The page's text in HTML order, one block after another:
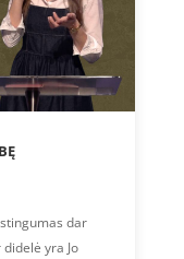
dar
yra Jo